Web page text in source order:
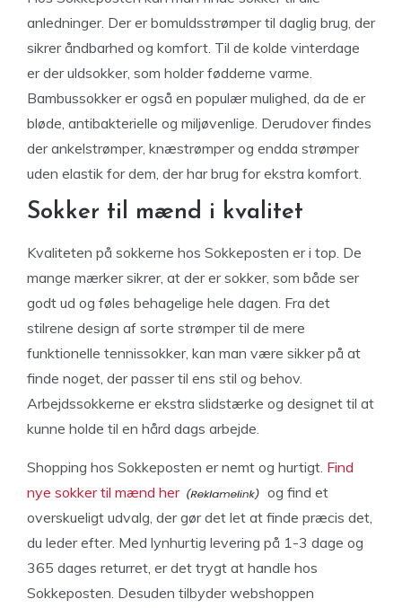
anledninger. Der er bomuldsstrømper til daglig brug, der
sikrer åndbarhed og komfort. Til de kolde vinterdage
er der uldsokker, som holder fødderne varme.
Bambussokker er også en populær mulighed, da de er
bløde, antibakterielle og miljøvenlige. Derudover findes
der ankelstrømper, knæstrømper og endda strømper
uden elastik for dem, der har brug for ekstra komfort.
Sokker til mænd i kvalitet
Kvaliteten på sokkerne hos Sokkeposten er i top. De
mange mærker sikrer, at der er sokker, som både ser
godt ud og føles behagelige hele dagen. Fra det
stilrene design af sorte strømper til de mere
funktionelle tennissokker, kan man være sikker på at
finde noget, der passer til ens stil og behov.
Arbejdssokkerne er ekstra slidstærke og designet til at
kunne holde til en hård dags arbejde.
Shopping hos Sokkeposten er nemt og hurtigt. Find
nye sokker til mænd her
og find et
overskueligt udvalg, der gør det let at finde præcis det,
du leder efter. Med lynhurtig levering på 1-3 dage og
365 dages returret, er det trygt at handle hos
Sokkeposten. Desuden tilbyder webshoppen